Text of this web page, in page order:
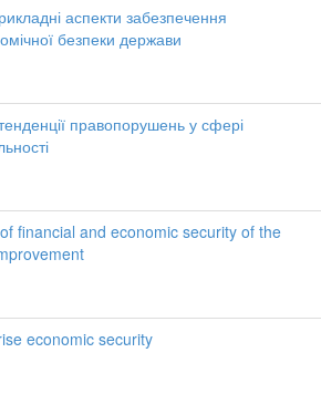
аспекти забезпечення
безпеки держави
правопорушень у сфері
financial and economic security of the
economic security